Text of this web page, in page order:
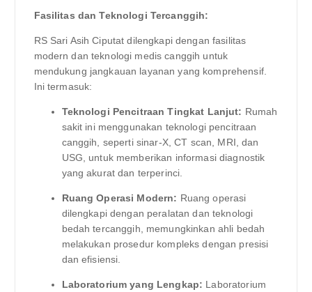
Fasilitas dan Teknologi Tercanggih:
RS Sari Asih Ciputat dilengkapi dengan fasilitas
modern dan teknologi medis canggih untuk
mendukung jangkauan layanan yang komprehensif.
Ini termasuk:
Teknologi Pencitraan Tingkat Lanjut: Rumah
sakit ini menggunakan teknologi pencitraan
canggih, seperti sinar-X, CT scan, MRI, dan
USG, untuk memberikan informasi diagnostik
yang akurat dan terperinci.
Ruang Operasi Modern: Ruang operasi
dilengkapi dengan peralatan dan teknologi
bedah tercanggih, memungkinkan ahli bedah
melakukan prosedur kompleks dengan presisi
dan efisiensi.
Laboratorium yang Lengkap: Laboratorium